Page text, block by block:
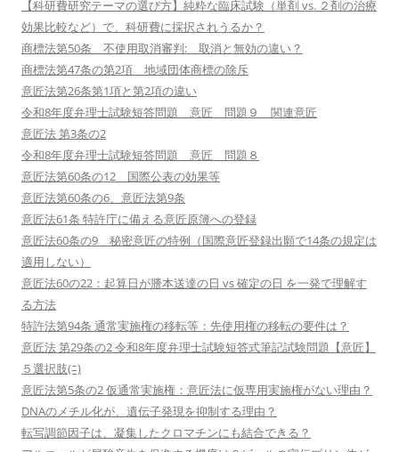
【科研費研究テーマの選び方】純粋な臨床試験（単剤 vs. ２剤の治療
効果比較など）で、科研費に採択されうるか？
商標法第50条 不使用取消審判: 取消と無効の違い？
商標法第47条の第2項 地域団体商標の除斥
意匠法第26条第1項と第2項の違い
令和8年度弁理士試験短答問題 意匠 問題９ 関連意匠
意匠法 第3条の2
令和8年度弁理士試験短答問題 意匠 問題８
意匠法第60条の12 国際公表の効果等
意匠法第60条の6、意匠法第9条
意匠法61条 特許庁に備える意匠原簿への登録
意匠法60条の9 秘密意匠の特例（国際意匠登録出願で14条の規定は
適用しない）
意匠法60の22：起算日が謄本送達の日 vs 確定の日 を一発で理解す
る方法
特許法第94条 通常実施権の移転等：先使用権の移転の要件は？
意匠法 第29条の2 令和8年度弁理士試験短答式筆記試験問題【意匠】
５選択肢(ﾆ)
意匠法第5条の2 仮通常実施権：意匠法に仮専用実施権がない理由？
DNAのメチル化が、遺伝子発現を抑制する理由？
転写調節因子は、凝集したクロマチンにも結合できる？